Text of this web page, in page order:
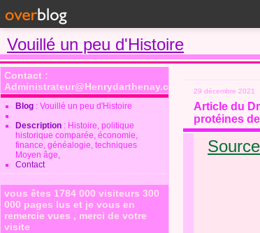
Vouillé un peu d'Histoire
Contact :
Administrateur@Henrydarthenay.com
Blog : Vouillé un peu d'Histoire
Description : Histoire, politique
historique comparée, économie,
finance, généalogie, techniques
Moyen âge,
Contact
vous êtes 1784 000 visiteurs 300
000 pages lus et je vous en
remercie vues , merci de votre
visite
29 décembre 2021
Article du
protéines
Source